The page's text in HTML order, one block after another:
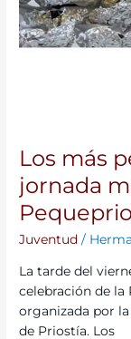
Los más
jornada
Juventud /
La tarde del
celebración de la
organizada por
de Priostía. Los